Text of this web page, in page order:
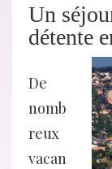
Un
détente
De
nomb
reux
vacan